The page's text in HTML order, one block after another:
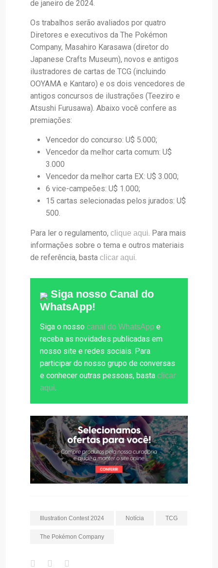
de janeiro de 2024.
Os trabalhos serão avaliados por quatro
Diretores e executivos da The Pokémon
Company, Masahiro Karasawa (diretor do
Japanese Crafts Museum), novos e antigos
ilustradores de cartas de TCG (incluindo
OOYAMA e Kantaro) e os dois vencedores de
antigos concursos de ilustrações (Teeziro e
Atsushi Furusawa). Abaixo você confere as
premiações:
Vencedor do concurso: U$ 5.000;
Vencedor da melhor carta comum: U$
3.000
Vencedor da melhor carta EX: U$ 3.000;
6 vice-campeões: U$ 1.000;
15 cartas selecionadas pelos jurados: U$
500.
Para ler o regulamento, clique aqui. Para mais
informações sobre o tema e outros materiais
de referência, basta clicar aqui.
Siga nosso Canal do
WhatsApp!
Siga o nosso canal do WhatsApp e
receba as novidades publicadas em
nosso site e redes sociais. Para
participar do nosso grupo de conversas
e conhecer outras pessoas, basta clicar
aqui.
Illustration Contest 2024 Notícia TCG
The Pokémon Company